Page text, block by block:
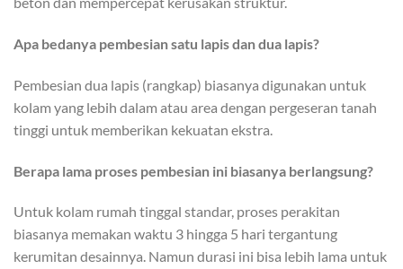
Apa bedanya pembesian satu lapis dan dua lapis?
Pembesian dua lapis (rangkap) biasanya digunakan untuk
kolam yang lebih dalam atau area dengan pergeseran tanah
tinggi untuk memberikan kekuatan ekstra.
Berapa lama proses pembesian ini biasanya berlangsung?
Untuk kolam rumah tinggal standar, proses perakitan
biasanya memakan waktu 3 hingga 5 hari tergantung
kerumitan desainnya. Namun durasi ini bisa lebih lama untuk